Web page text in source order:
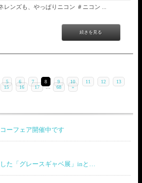
レンズも、やっぱりニコン ＃ニコン ...
続きを見る
5 6 7 8 9 10 11 12
13
15 16 17 … 68 »
ーフェア開催中です
た「グレースギャベ展」inと…